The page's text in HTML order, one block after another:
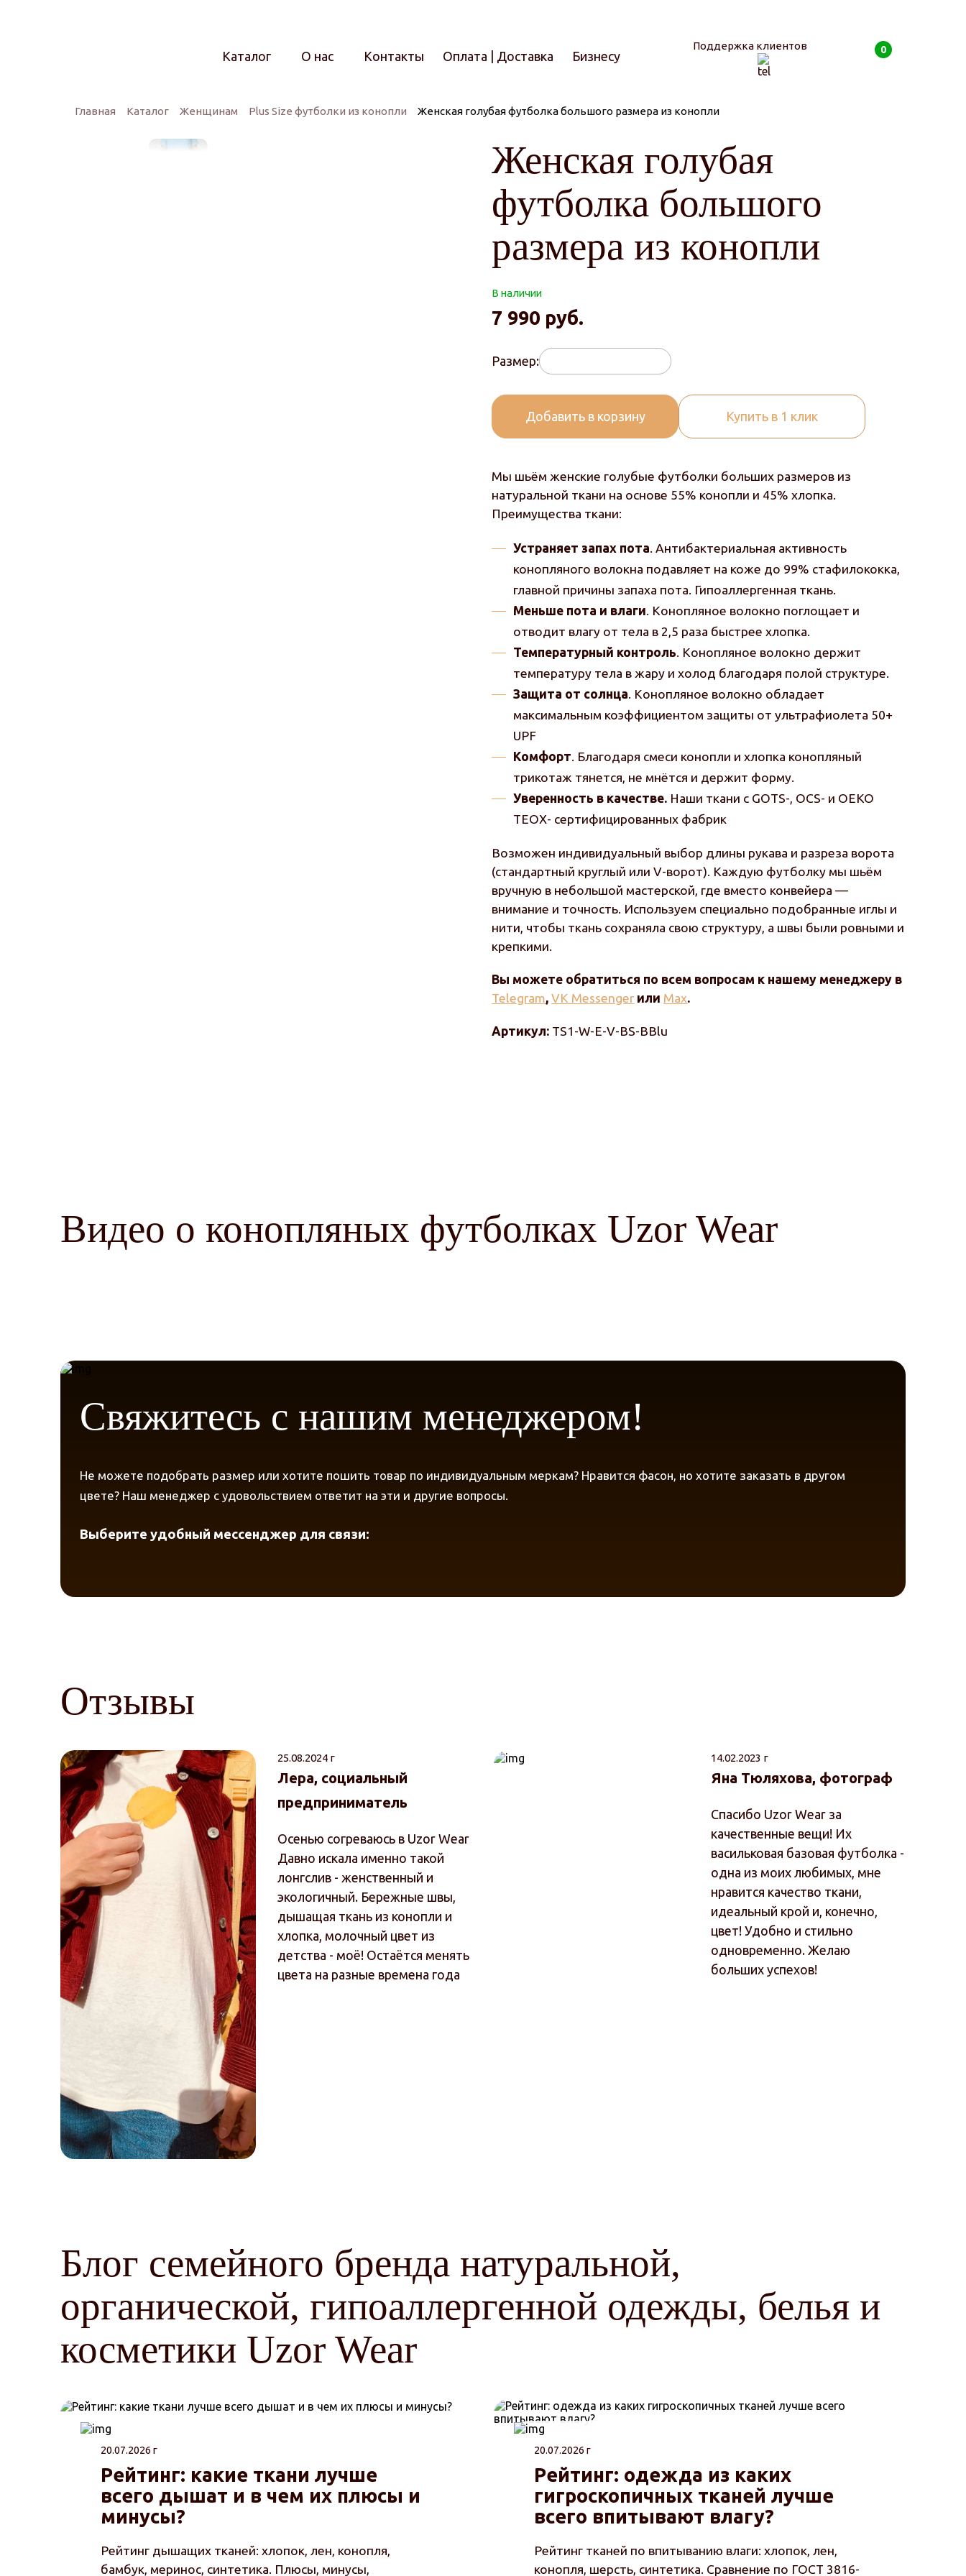
Каталог О нас Контакты Оплата | Доставка Бизнесу
Поддержка клиентов 0
Итого
Главная Каталог Женщинам Plus Size футболки из конопли Женская голубая футболка большого размера из конопли
Женская голубая
футболка большого
размера из конопли
В наличии
7 990 руб.
Размер:
Добавить в корзину Купить в 1 клик
Мы шьём женские голубые футболки больших размеров из
натуральной ткани на основе 55% конопли и 45% хлопка.
Преимущества ткани:
Устраняет запах пота. Антибактериальная активность
конопляного волокна подавляет на коже до 99% стафилококка,
главной причины запаха пота. Гипоаллергенная ткань.
Меньше пота и влаги. Конопляное волокно поглощает и
отводит влагу от тела в 2,5 раза быстрее хлопка.
Температурный контроль. Конопляное волокно держит
температуру тела в жару и холод благодаря полой структуре.
Защита от солнца. Конопляное волокно обладает
максимальным коэффициентом защиты от ультрафиолета 50+
UPF
Комфорт. Благодаря смеси конопли и хлопка конопляный
трикотаж тянется, не мнётся и держит форму.
Уверенность в качестве. Наши ткани с GOTS-, OCS- и OEKO
TEOX- сертифицированных фабрик
Возможен индивидуальный выбор длины рукава и разреза ворота
(стандартный круглый или V-ворот). Каждую футболку мы шьём
вручную в небольшой мастерской, где вместо конвейера —
внимание и точность. Используем специально подобранные иглы и
нити, чтобы ткань сохраняла свою структуру, а швы были ровными и
крепкими.
Вы можете обратиться по всем вопросам к нашему менеджеру в
Telegram,VK Messenger или Max.
Артикул: TS1-W-E-V-BS-BBlu
Видео о конопляных футболках Uzor Wear
Свяжитесь с нашим менеджером!
Не можете подобрать размер или хотите пошить товар по индивидуальным меркам? Нравится фасон, но хотите заказать в другом
цвете? Наш менеджер с удовольствием ответит на эти и другие вопросы.
Выберите удобный мессенджер для связи:
Отзывы
25.08.2024 г
Лера, социальный
предприниматель
Осенью согреваюсь в Uzor Wear
Давно искала именно такой
лонгслив - женственный и
экологичный. Бережные швы,
дышащая ткань из конопли и
хлопка, молочный цвет из
детства - моё! Остаётся менять
цвета на разные времена года
14.02.2023 г
Яна Тюляхова, фотограф
Спасибо Uzor Wear за
качественные вещи! Их
васильковая базовая футболка -
одна из моих любимых, мне
нравится качество ткани,
идеальный крой и, конечно,
цвет! Удобно и стильно
одновременно. Желаю
больших успехов!
Блог семейного бренда натуральной,
органической, гипоаллергенной одежды, белья и
косметики Uzor Wear
20.07.2026 г
Рейтинг: какие ткани лучше
всего дышат и в чем их плюсы и
минусы?
Рейтинг дышащих тканей: хлопок, лен, конопля,
бамбук, меринос, синтетика. Плюсы, минусы,
20.07.2026 г
Рейтинг: одежда из каких
гигроскопичных тканей лучше
всего впитывают влагу?
Рейтинг тканей по впитыванию влаги: хлопок, лен,
конопля, шерсть, синтетика. Сравнение по ГОСТ 3816-